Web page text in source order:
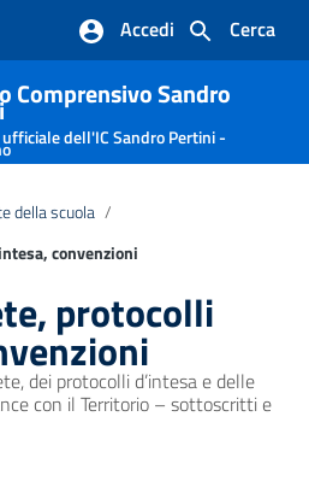
Cerca
Accedi
Comprensivo Sandro
dell'IC Sandro Pertini -
della scuola /
convenzioni
protocolli
dei protocolli d’intesa e delle
con il Territorio – sottoscritti e